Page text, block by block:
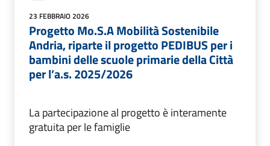
23 FEBBRAIO 2026
Progetto Mo.S.A Mobilità Sostenibile
Andria, riparte il progetto PEDIBUS per i
bambini delle scuole primarie della Città
per l’a.s. 2025/2026
La partecipazione al progetto è interamente
gratuita per le famiglie